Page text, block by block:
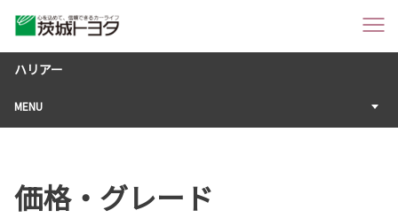
ハリアー
MENU
価格・グレード